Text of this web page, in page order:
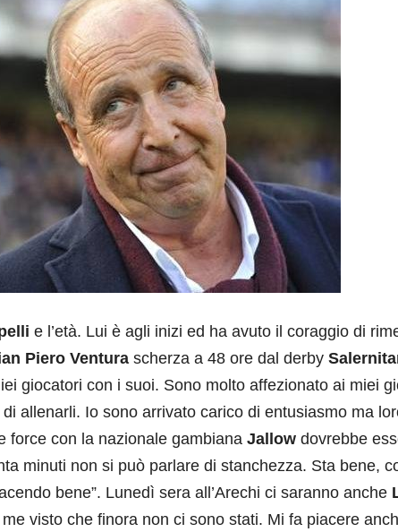
e l’età. Lui è agli inizi ed ha avuto il coraggio di
Piero Ventura scherza a 48 ore dal derby
giocatori con i suoi. Sono molto affezionato ai miei
allenarli. Io sono arrivato carico di entusiasmo ma
force con la nazionale gambiana Jallow dovrebbe
minuti non si può parlare di stanchezza. Sta bene,
bene”. Lunedì sera all’Arechi ci saranno anche
me visto che finora non ci sono stati. Mi fa piacere